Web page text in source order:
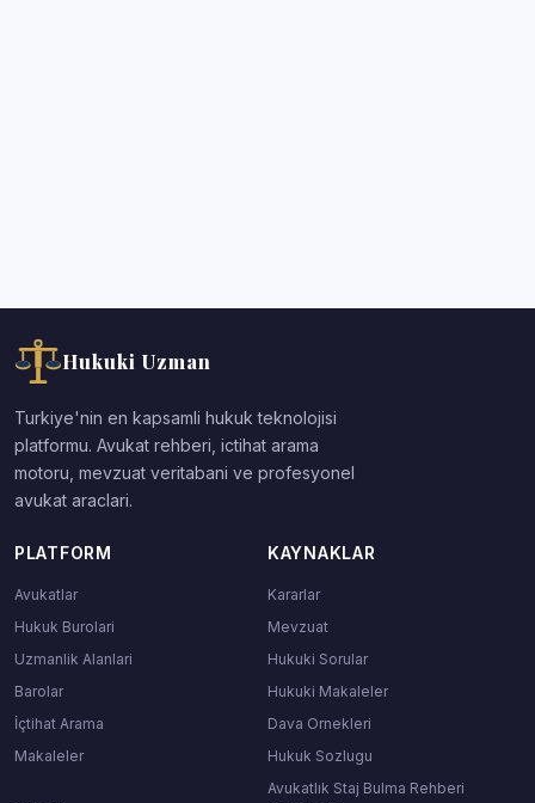
Hukuki Uzman
Turkiye'nin en kapsamli hukuk teknolojisi
platformu. Avukat rehberi, ictihat arama
motoru, mevzuat veritabani ve profesyonel
avukat araclari.
PLATFORM
Avukatlar
Hukuk Burolari
Uzmanlik Alanlari
Barolar
İçtihat Arama
Makaleler
KAYNAKLAR
Kararlar
Mevzuat
Hukuki Sorular
Hukuki Makaleler
Dava Ornekleri
Hukuk Sozlugu
Avukatlık Staj Bulma Rehberi